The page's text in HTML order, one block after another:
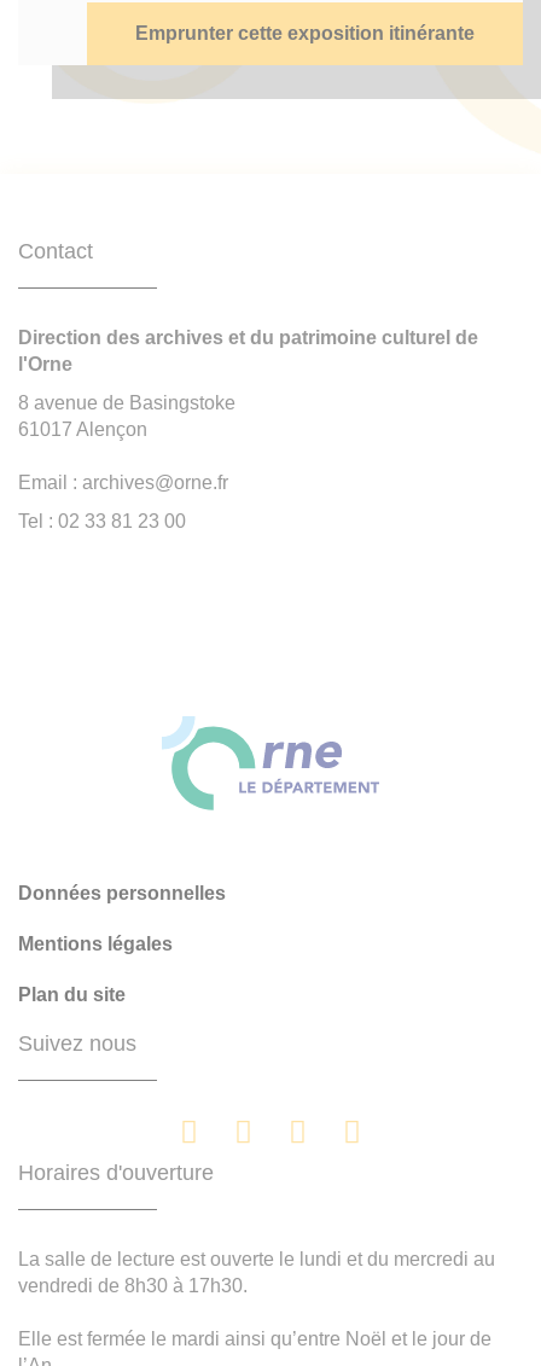
Emprunter cette exposition itinérante
Contact
Direction des archives et du patrimoine culturel de
l'Orne
8 avenue de Basingstoke
61017 Alençon
Email : archives@orne.fr
Tel : 02 33 81 23 00
Données personnelles
Mentions légales
Plan du site
Suivez nous
Horaires d'ouverture
La salle de lecture est ouverte le lundi et du mercredi au
vendredi de 8h30 à 17h30.
Elle est fermée le mardi ainsi qu’entre Noël et le jour de